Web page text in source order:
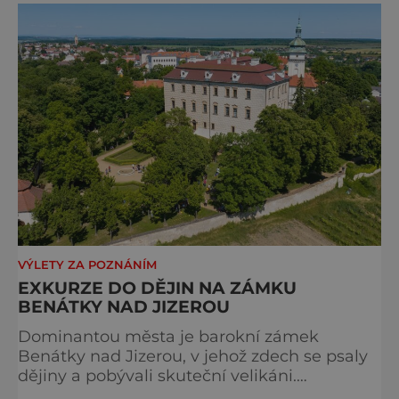
Velká synagoga byla slavnostně otevřena v
roce 1856, v době, kdy se město proměňovalo
v p
VÝLETY ZA POZNÁNÍM
EXKURZE DO DĚJIN NA ZÁMKU
BENÁTKY NAD JIZEROU
Dominantou města je barokní zámek
Benátky nad Jizerou, v jehož zdech se psaly
dějiny a pobývali skuteční velikáni.